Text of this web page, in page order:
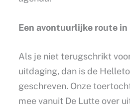
Een avontuurlijke route
Als je niet terugschrikt
uitdaging, dan is de
geschreven. Onze
mee vanuit De Lutte over